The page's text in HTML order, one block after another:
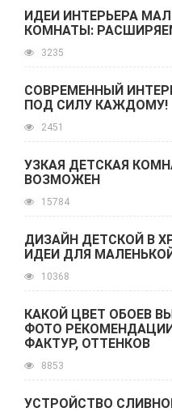
ИДЕИ ИНТЕРЬЕРА
КОМНАТЫ:
3235
СОВРЕМЕННЫЙ
ПОД СИЛУ КАЖДОМУ!
2451
УЗКАЯ ДЕТСКАЯ
ВОЗМОЖЕН
15784
ДИЗАЙН ДЕТСКОЙ В
ИДЕИ ДЛЯ
10368
КАКОЙ ЦВЕТ ОБОЕВ
ФОТО
ФАКТУР, ОТТЕНКОВ
8853
УСТРОЙСТВО